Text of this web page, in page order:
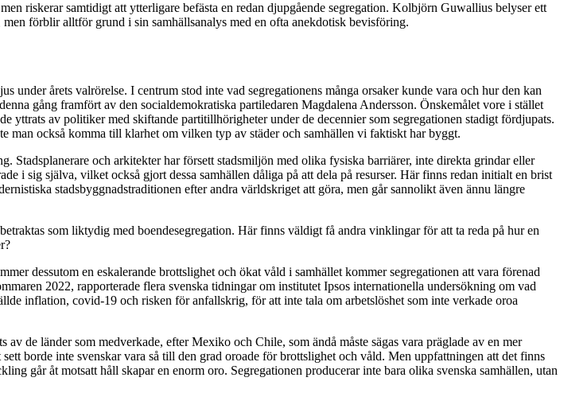
riskerar samtidigt att ytterligare befästa en redan djupgående segregation. Kolbjörn Guwallius belyser ett
men förblir alltför grund i sin samhällsanalys med en ofta anekdotisk bevisföring.
under årets valrörelse. I centrum stod inte vad segregationens många orsaker kunde vara och hur den kan
gång framfört av den socialdemokratiska partiledaren Magdalena Andersson. Önskemålet vore i stället
yttrats av politiker med skiftande partitillhörigheter under de decennier som segregationen stadigt fördjupats.
man också komma till klarhet om vilken typ av städer och samhällen vi faktiskt har byggt.
Stadsplanerare och arkitekter har försett stadsmiljön med olika fysiska barriärer, inte direkta grindar eller
i sig själva, vilket också gjort dessa samhällen dåliga på att dela på resurser. Här finns redan initialt en brist
stadsbyggnadstraditionen efter andra världskriget att göra, men går sannolikt även ännu längre
som liktydig med boendesegregation. Här finns väldigt få andra vinklingar för att ta reda på hur en
dessutom en eskalerande brottslighet och ökat våld i samhället kommer segregationen att vara förenad
2022, rapporterade flera svenska tidningar om institutet Ipsos internationella undersökning om vad
inflation, covid-19 och risken för anfallskrig, för att inte tala om arbetslöshet som inte verkade oroa
de länder som medverkade, efter Mexiko och Chile, som ändå måste sägas vara präglade av en mer
borde inte svenskar vara så till den grad oroade för brottslighet och våld. Men uppfattningen att det finns
går åt motsatt håll skapar en enorm oro. Segregationen producerar inte bara olika svenska samhällen, utan